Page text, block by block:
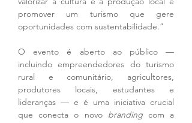
promover um turismo que gere
oportunidades com sustentabilidade.”
O evento é aberto ao público —
incluindo empreendedores do turismo
rural e comunitário, agricultores,
produtores locais, estudantes e
lideranças — e é uma iniciativa crucial
que conecta o novo branding com a